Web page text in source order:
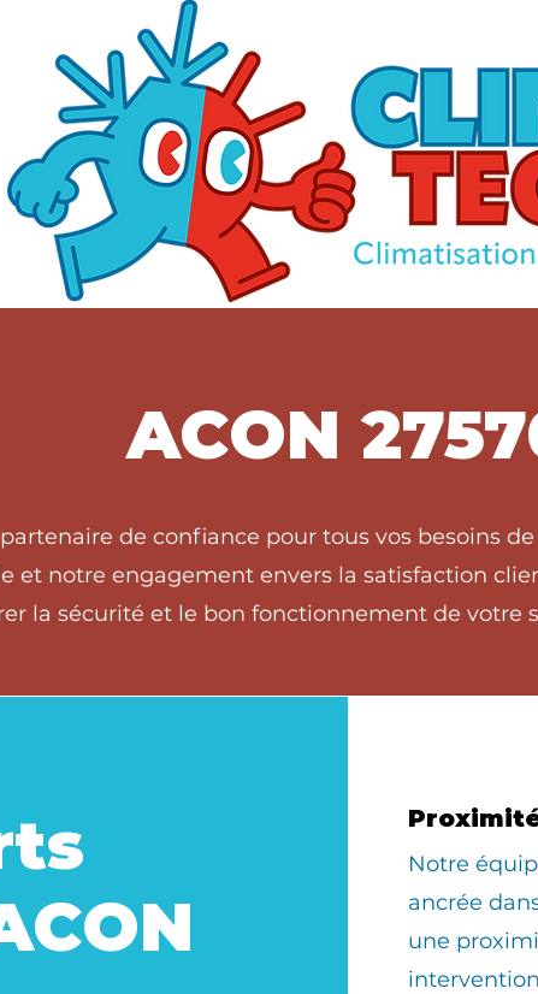
ACON
de confiance pour tous vos besoins
et notre engagement envers la satisfaction
la sécurité et le bon fonctionnement de votre
​Notre
ancrée
une